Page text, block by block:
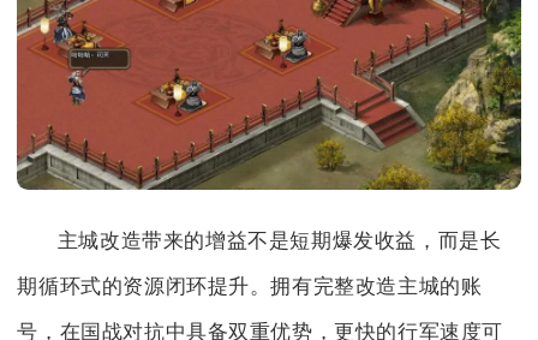
主城改造带来的增益不是短期爆发收益，而是长
期循环式的资源闭环提升。拥有完整改造主城的账
号，在国战对抗中具备双重优势，更快的行军速度可